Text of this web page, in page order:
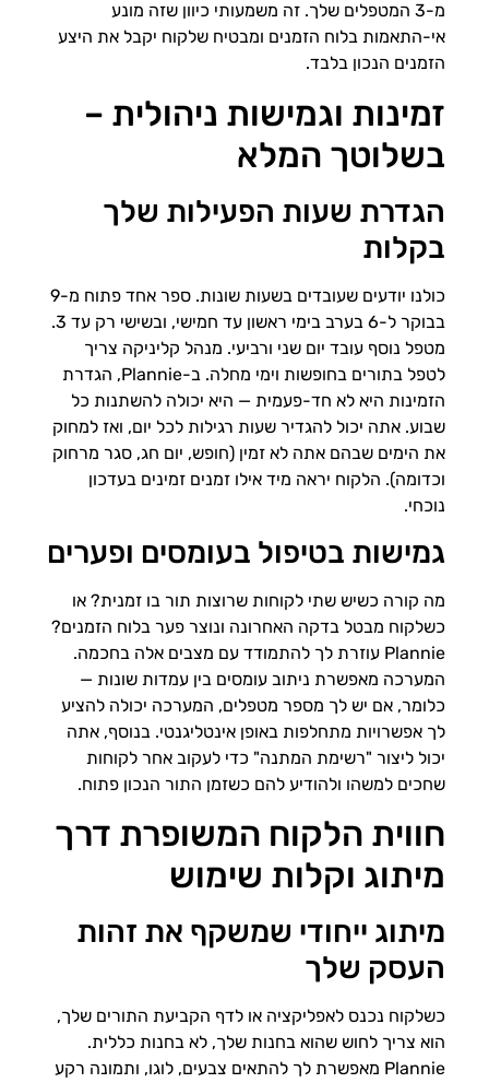
מ-3 המטפלים שלך. זה משמעותי כיוון שזה מונע
אי-התאמות בלוח הזמנים ומבטיח שלקוח יקבל את היצע
הזמנים הנכון בלבד.
זמינות וגמישות ניהולית –
בשלוטך המלא
הגדרת שעות הפעילות שלך
בקלות
כולנו יודעים שעובדים בשעות שונות. ספר אחד פתוח מ-9
בבוקר ל-6 בערב בימי ראשון עד חמישי, ובשישי רק עד 3.
מטפל נוסף עובד יום שני ורביעי. מנהל קליניקה צריך
לטפל בתורים בחופשות וימי מחלה. ב-Plannie, הגדרת
הזמינות היא לא חד-פעמית — היא יכולה להשתנות כל
שבוע. אתה יכול להגדיר שעות רגילות לכל יום, ואז למחוק
את הימים שבהם אתה לא זמין (חופש, יום חג, סגר מרחוק
וכדומה). הלקוח יראה מיד אילו זמנים זמינים בעדכון
נוכחי.
גמישות בטיפול בעומסים ופערים
מה קורה כשיש שתי לקוחות שרוצות תור בו זמנית? או
כשלקוח מבטל בדקה האחרונה ונוצר פער בלוח הזמנים?
Plannie עוזרת לך להתמודד עם מצבים אלה בחכמה.
המערכה מאפשרת ניתוב עומסים בין עמדות שונות —
כלומר, אם יש לך מספר מטפלים, המערכה יכולה להציע
לך אפשרויות מתחלפות באופן אינטליגנטי. בנוסף, אתה
יכול ליצור "רשימת המתנה" כדי לעקוב אחר לקוחות
שחכים למשהו ולהודיע להם כשזמן התור הנכון פתוח.
חווית הלקוח המשופרת דרך
מיתוג וקלות שימוש
מיתוג ייחודי שמשקף את זהות
העסק שלך
כשלקוח נכנס לאפליקציה או לדף הקביעת התורים שלך,
הוא צריך לחוש שהוא בחנות שלך, לא בחנות כללית.
Plannie מאפשרת לך להתאים צבעים, לוגו, ותמונה רקע